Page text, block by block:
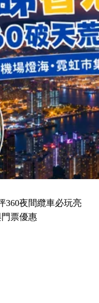
360夜間纜車必玩亮
票優惠